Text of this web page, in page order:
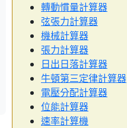
轉動慣量計算器
弦張力計算器
機械計算器
張力計算器
日出日落計算器
牛頓第三定律計算器
電壓分配計算器
位能計算器
速率計算機